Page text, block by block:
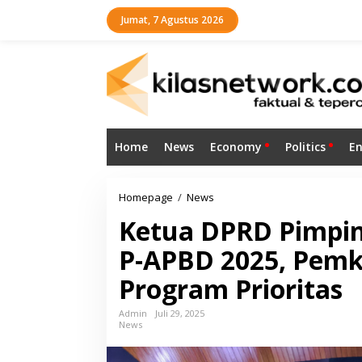
Jumat, 7 Agustus 2026
Home News Economy Politics
Homepage / News
t
u
P
R
m
Ketua DPRD
P-APBD 2025,
Program Prioritas
Admin
Juli 29, 2025
News